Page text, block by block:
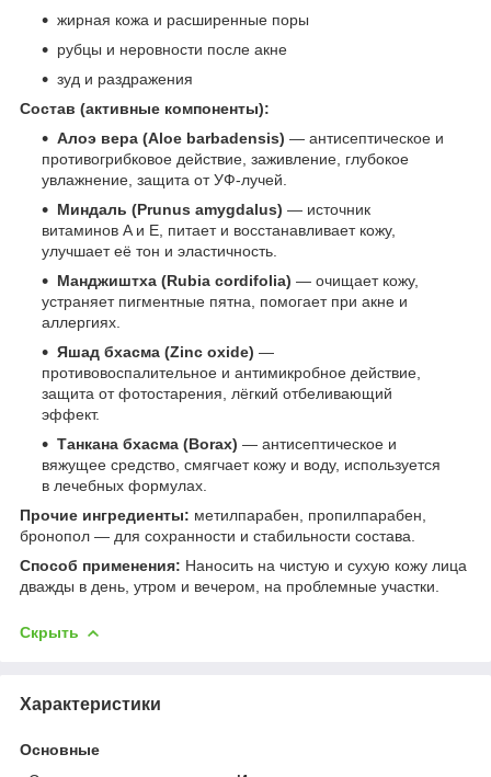
жирная кожа и расширенные поры
рубцы и неровности после акне
зуд и раздражения
Состав (активные компоненты):
Алоэ вера (Aloe barbadensis) — антисептическое и
противогрибковое действие, заживление, глубокое
увлажнение, защита от УФ‑лучей.
Миндаль (Prunus amygdalus) — источник
витаминов A и E, питает и восстанавливает кожу,
улучшает её тон и эластичность.
Манджиштха (Rubia cordifolia) — очищает кожу,
устраняет пигментные пятна, помогает при акне и
аллергиях.
Яшад бхасма (Zinc oxide) —
противовоспалительное и антимикробное действие,
защита от фотостарения, лёгкий отбеливающий
эффект.
Танкана бхасма (Borax) — антисептическое и
вяжущее средство, смягчает кожу и воду, используется
в лечебных формулах.
Прочие ингредиенты: метилпарабен, пропилпарабен,
бронопол — для сохранности и стабильности состава.
Способ применения: Наносить на чистую и сухую кожу лица
дважды в день, утром и вечером, на проблемные участки.
Скрыть
Характеристики
Основные